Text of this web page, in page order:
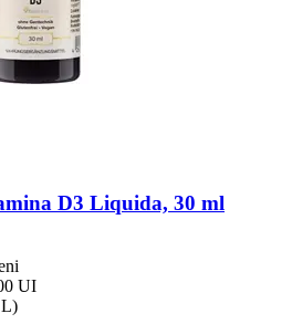
D3 Liquida, 30 ml
UI
L)